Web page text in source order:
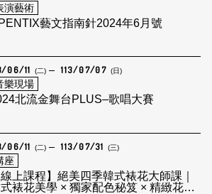
演藝術
藝文指南針2024年6月號
06/11 (二) 113/07/07 (日)
樂現場
北流金舞台PLUS–歌唱大賽
06/11 (二) 113/07/31 (三)
座
線上課程】絕美四季韓式裱花大師課｜
裱花美學 × 獨家配色秘笈 × 精緻花卉